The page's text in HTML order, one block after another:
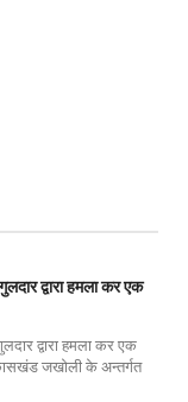
द्वारा हमला कर एक
द्वारा हमला कर एक
जखोली के अन्तर्गत